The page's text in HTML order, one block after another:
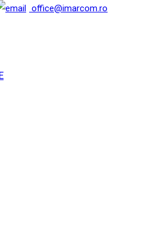
office@imarcom.ro